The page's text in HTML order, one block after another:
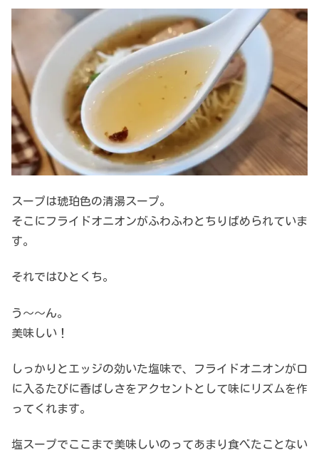
スープは琥珀色の清湯スープ。
そこにフライドオニオンがふわふわとちりばめられていま
す。
それではひとくち。
う～～ん。
美味しい！
しっかりとエッジの効いた塩味で、フライドオニオンが口
に入るたびに香ばしさをアクセントとして味にリズムを作
ってくれます。
塩スープでここまで美味しいのってあまり食べたことない